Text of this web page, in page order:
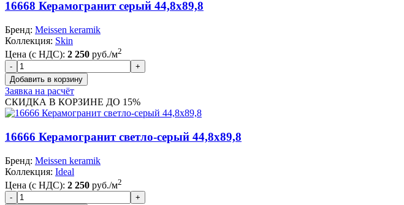
16668 Керамогранит серый 44,8x89,8
Бренд: Meissen keramik
Коллекция: Skin
Цена (с НДС): 2 250 руб./м2
Заявка на расчёт
СКИДКА В КОРЗИНЕ ДО 15%
16666 Керамогранит светло-серый 44,8x89,8
Бренд: Meissen keramik
Коллекция: Ideal
Цена (с НДС): 2 250 руб./м2